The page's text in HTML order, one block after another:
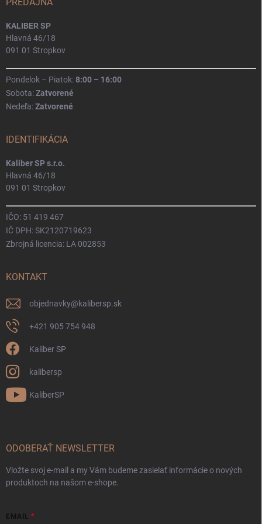
KALIBER SP
Hlavná 46/18
091 01 Stropkov
Pondelok – Piatok:8:00 – 16:00
Sobota:Zatvorené
Nedeľa:Zatvorené
IDENTIFIKÁCIA
Kaliber SP s.r.o.
Hlavná 46/18
091 01 Stropkov
IČO: 51 419 467
IČ DPH: SK2120719623
Zbrojná licencia: LA 002853
KONTAKT
objednavky@kalibersp.sk
+421 905 754 948
Kaliber SP
kalibersp
KaliberSP
ODOBERAŤ NEWSLETTER
Vložte svoj e-mail a my Vám budeme zasielať informácie o nových
produktoch na našom e-shope.
EMAIL